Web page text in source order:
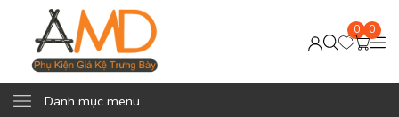
0 0
Danh mục menu